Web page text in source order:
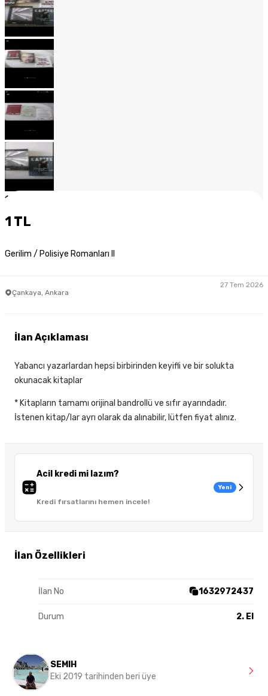
1
1 TL
Gerilim / Polisiye Romanları II
Çankaya, Ankara
27 Tem 2026
Acil kredi mi lazım?
Kredi fırsatlarını hemen incele!
Yeni
İlan Özellikleri
İlan No 1632972437
Durum 2. El
İlan Açıklaması
Yabancı yazarlardan hepsi birbirinden keyifli ve bir solukta
okunacak kitaplar
* Kitapların tamamı orijinal bandrollü ve sıfır ayarındadır.
İstenen kitap/lar ayrı olarak da alınabilir, lütfen fiyat alınız.
SEMIH
Eki 2019 tarihinden beri üye